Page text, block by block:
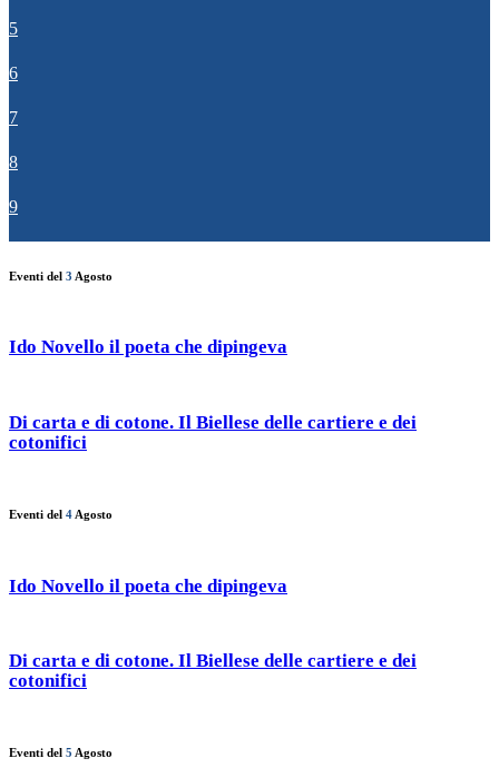
5
6
7
8
9
Eventi del 3 Agosto
Ido Novello il poeta che dipingeva
Di carta e di cotone. Il Biellese delle cartiere e dei
cotonifici
Eventi del 4 Agosto
Ido Novello il poeta che dipingeva
Di carta e di cotone. Il Biellese delle cartiere e dei
cotonifici
Eventi del 5 Agosto